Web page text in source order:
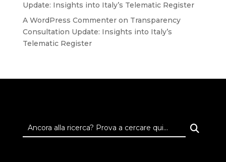
Update: Insights into Italy’s Telematic Register
A WordPress Commenteron Transparency
Consultation Update: Insights into Italy’s
Telematic Register